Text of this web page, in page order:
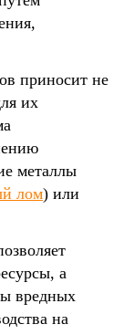
приносит не
их
металлы
лом) или
а
вредных
на